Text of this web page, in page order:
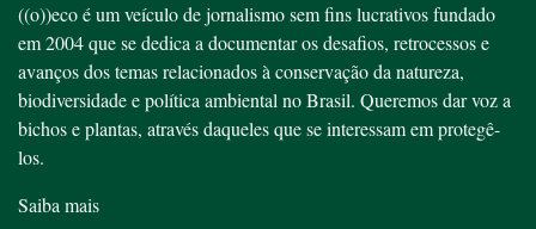
((o))eco é um veículo de jornalismo sem fins lucrativos fundado
em 2004 que se dedica a documentar os desafios, retrocessos e
avanços dos temas relacionados à conservação da natureza,
biodiversidade e política ambiental no Brasil. Queremos dar voz a
bichos e plantas, através daqueles que se interessam em protegê-
los.
Saiba mais